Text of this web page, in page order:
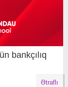
bankçılıq
Ətraflı